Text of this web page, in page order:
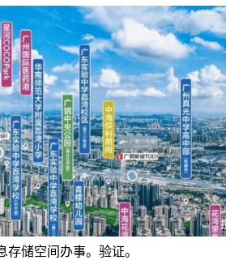
储空间办事。验证。